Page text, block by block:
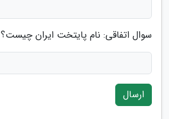
سوال اتفاقی: نام پایتخت ایران چیست؟
ارسال